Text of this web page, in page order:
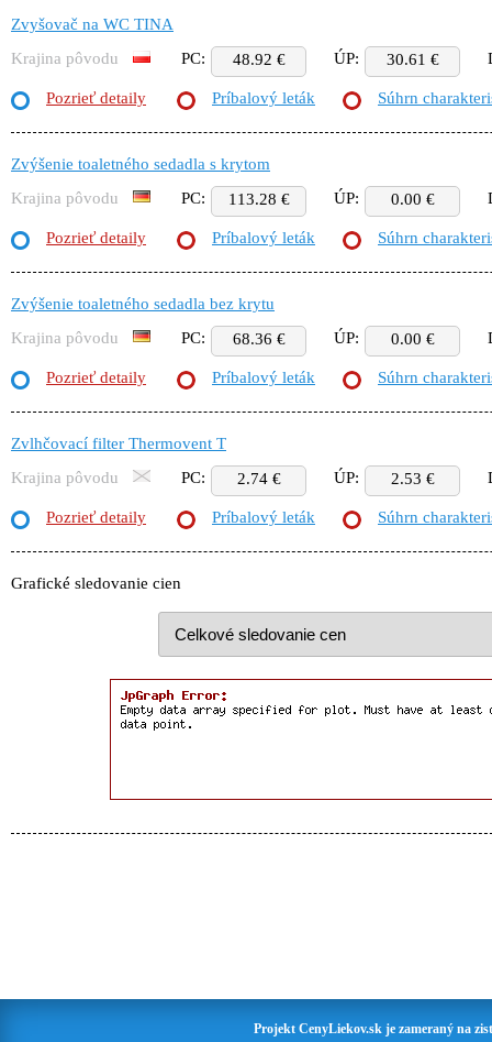
Zvyšovač na WC TINA
Krajina pôvodu
PC: 48.92 € ÚP: 30.61 €
Pozrieť detaily Príbalový leták Súhrn
Zvýšenie toaletného sedadla s krytom
Krajina pôvodu
PC: 113.28 € ÚP: 0.00 €
Pozrieť detaily Príbalový leták Súhrn
Zvýšenie toaletného sedadla bez krytu
Krajina pôvodu
PC: 68.36 € ÚP: 0.00 €
Pozrieť detaily Príbalový leták Súhrn
Zvlhčovací filter Thermovent T
Krajina pôvodu
PC: 2.74 € ÚP: 2.53 €
Pozrieť detaily Príbalový leták Súhrn
Grafické sledovanie cien
Projekt CenyLiekov.sk je zameraný na